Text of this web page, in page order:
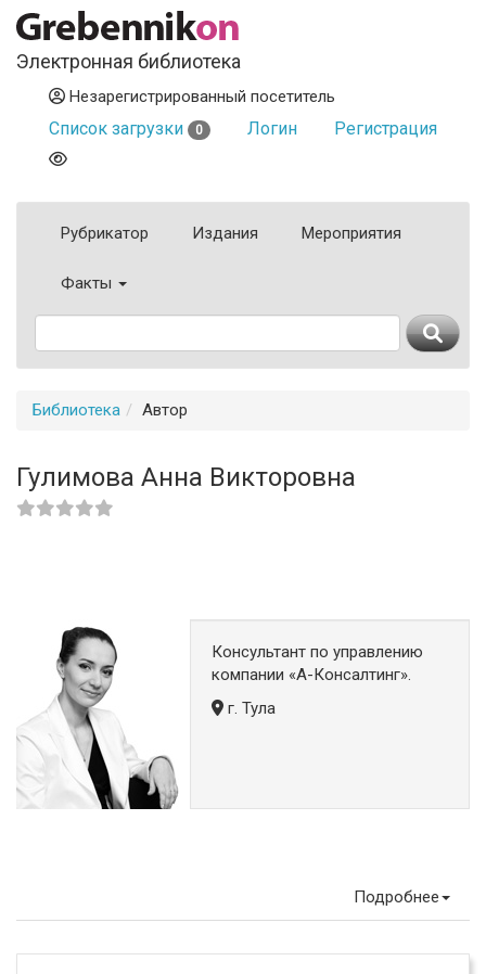
Электронная библиотека
Незарегистрированный посетитель
Список загрузки 0 Логин Регистрация
Рубрикатор Издания Мероприятия
Факты
Библиотека Автор
Гулимова Анна Викторовна
Консультант по управлению
компании «А-Консалтинг».
г. Тула
Подробнее